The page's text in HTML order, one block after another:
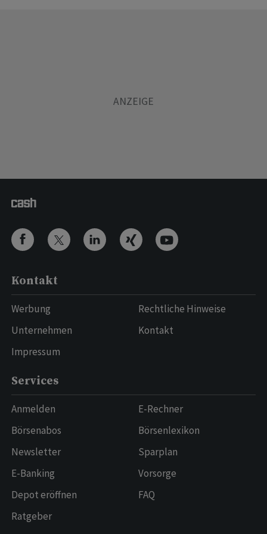
Kontakt
Werbung
Unternehmen
Impressum
Rechtliche Hinweise
Kontakt
Services
Anmelden
Börsenabos
Newsletter
E-Banking
Depot eröffnen
Ratgeber
E-Rechner
Börsenlexikon
Sparplan
Vorsorge
FAQ